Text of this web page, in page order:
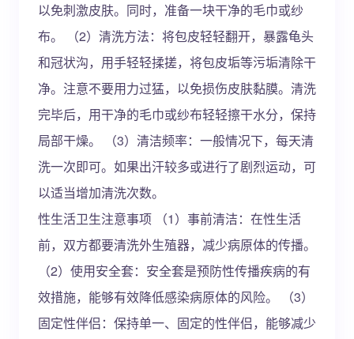
以免刺激皮肤。同时，准备一块干净的毛巾或纱
布。 （2）清洗方法：将包皮轻轻翻开，暴露龟头
和冠状沟，用手轻轻揉搓，将包皮垢等污垢清除干
净。注意不要用力过猛，以免损伤皮肤黏膜。清洗
完毕后，用干净的毛巾或纱布轻轻擦干水分，保持
局部干燥。 （3）清洁频率：一般情况下，每天清
洗一次即可。如果出汗较多或进行了剧烈运动，可
以适当增加清洗次数。
性生活卫生注意事项 （1）事前清洁：在性生活
前，双方都要清洗外生殖器，减少病原体的传播。
（2）使用安全套：安全套是预防性传播疾病的有
效措施，能够有效降低感染病原体的风险。 （3）
固定性伴侣：保持单一、固定的性伴侣，能够减少